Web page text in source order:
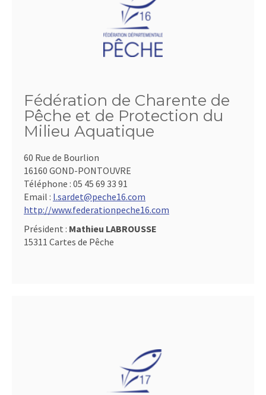
Fédération de Charente de
Pêche et de Protection du
Milieu Aquatique
60 Rue de Bourlion
16160 GOND-PONTOUVRE
Téléphone : 05 45 69 33 91
Email : l.sardet@peche16.com
http://www.federationpeche16.com
Président : Mathieu LABROUSSE
15311 Cartes de Pêche